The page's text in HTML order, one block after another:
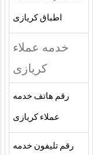
اطباق كريازى
خدمه عملاء
كريازى
رقم هاتف خدمه
عملاء كريازى
رقم تليفون خدمه